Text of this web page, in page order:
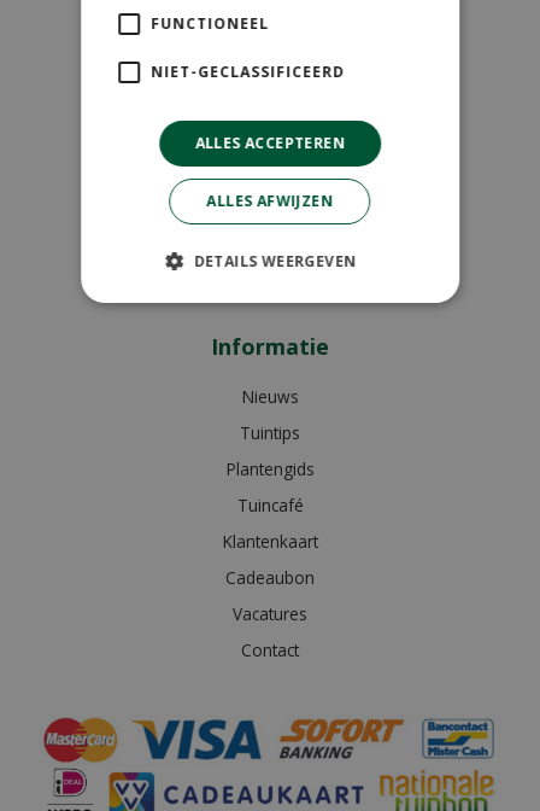
Woensdag
09:00 - 18:00
Donderdag
09:00 - 18:00
Vrijdag
09:00 - 18:00
Zaterdag
09:00 - 17:00
Zondag
11:00 - 17:00
Bekijk extra openingstijden
Informatie
Nieuws
Tuintips
Plantengids
Tuincafé
Klantenkaart
Cadeaubon
Vacatures
Contact
FUNCTIONEEL
NIET-GECLASSIFICEERD
ALLES ACCEPTEREN
ALLES AFWIJZEN
DETAILS WEERGEVEN